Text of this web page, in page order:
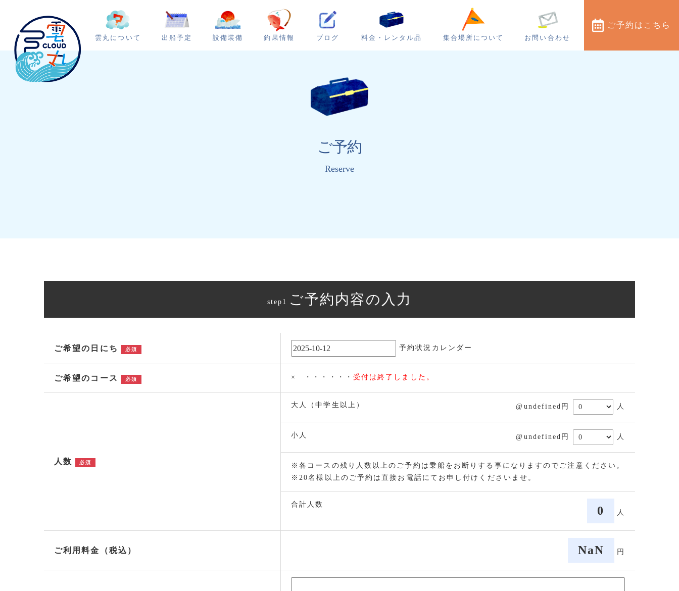
雲丸について 出船予定 設備装備 釣果情報 ブログ 料金・レンタル品 集合場所について お問い合わせ
ご予約 はこちら
ご予約
Reserve
step1 ご予約内容の入力
ご希望の日にち 必須 予約状況カレンダー
ご希望のコース 必須 × ・・・・・・ 受付は終了しました。
人数 必須
大人（中学生以上） @undefined円 人
小人 @undefined円 人
※各コースの残り人数以上のご予約は乗船をお断りする事になりますのでご注意ください。
※20名様以上のご予約は直接お電話にてお申し付けくださいませ。
合計人数 0 人
ご利用料金（税込） NaN 円